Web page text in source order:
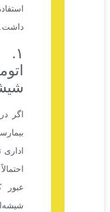
استفاده آن‌ها خواهیم
۱. درب‌های
اگر در یک مرکز خرید،
بیمارستان یا ساختمان
اداری تردد داشته باشید،
احتمالاً بارها از این مدل
عبور کرده‌اید. درب‌های
شیشه‌ای اتوماتیک علاوه